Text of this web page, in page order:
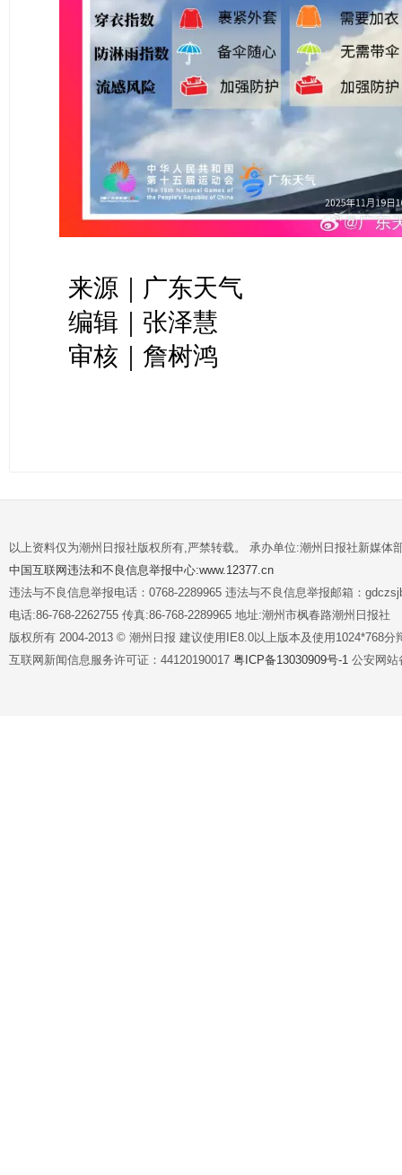
来源｜广东天气
编辑｜张泽慧
审核｜詹树鸿
以上资料仅为潮州日报社版权所有,严禁转载。 承办单位:潮州日报社新媒体
中国互联网违法和不良信息举报中心:www.12377.cn
违法与不良信息举报电话：0768-2289965 违法与不良信息举报邮箱：
电话:86-768-2262755 传真:86-768-2289965 地址:潮州市枫春路潮州日报社
版权所有 2004-2013 © 潮州日报 建议使用IE8.0以上版本及使用1024*768分
互联网新闻信息服务许可证：44120190017 粤ICP备13030909号-1 公安网站